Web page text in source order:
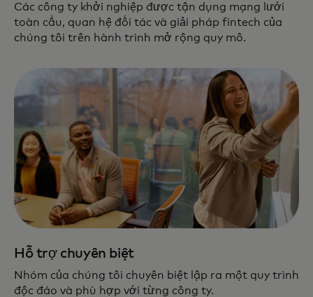
Các công ty khởi nghiệp được tận dụng mạng lưới
toàn cầu, quan hệ đối tác và giải pháp fintech của
chúng tôi trên hành trình mở rộng quy mô.
Hỗ trợ chuyên biệt
Nhóm của chúng tôi chuyên biệt lập ra một quy trình
độc đáo và phù hợp với từng công ty.